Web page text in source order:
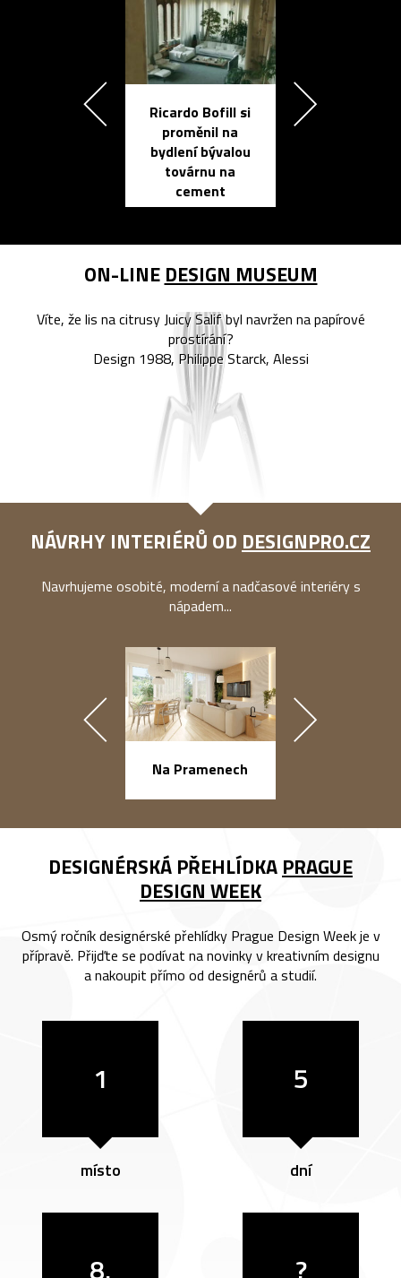
Ricardo Bofill si
proměnil na
bydlení bývalou
továrnu na
cement
ON-LINE DESIGN MUSEUM
Víte, že lis na citrusy Juicy Salif byl navržen na papírové
prostírání?
Design 1988, Philippe Starck, Alessi
NÁVRHY INTERIÉRŮ OD DESIGNPRO.CZ
Navrhujeme osobité, moderní a nadčasové interiéry s
nápadem...
Na Pramenech
DESIGNÉRSKÁ PŘEHLÍDKA PRAGUE
DESIGN WEEK
Osmý ročník designérské přehlídky Prague Design Week je v
přípravě. Přijďte se podívat na novinky v kreativním designu
a nakoupit přímo od designérů a studií.
1
místo
5
dní